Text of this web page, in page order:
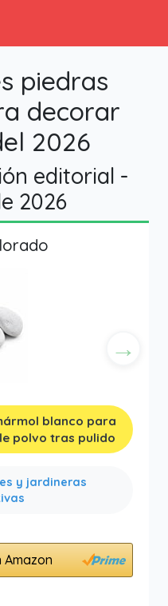
piedras
decorar
2026
editorial -
2026
blanco para
polvo tras pulido
y jardineras
Amazon
→